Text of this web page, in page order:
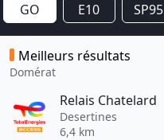
GO E10 SP95
Meilleurs résultats
Domérat
Relais Chatelard
Desertines
6,4 km